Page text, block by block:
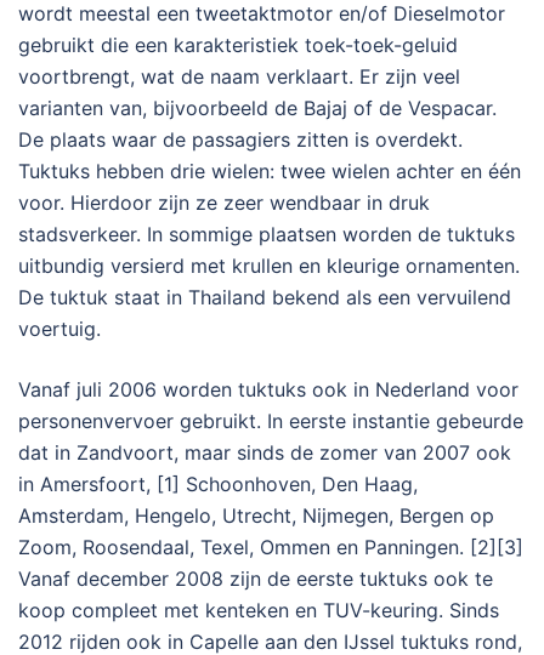
wordt meestal een tweetaktmotor en/of Dieselmotor
gebruikt die een karakteristiek toek-toek-geluid
voortbrengt, wat de naam verklaart. Er zijn veel
varianten van, bijvoorbeeld de Bajaj of de Vespacar.
De plaats waar de passagiers zitten is overdekt.
Tuktuks hebben drie wielen: twee wielen achter en één
voor. Hierdoor zijn ze zeer wendbaar in druk
stadsverkeer. In sommige plaatsen worden de tuktuks
uitbundig versierd met krullen en kleurige ornamenten.
De tuktuk staat in Thailand bekend als een vervuilend
voertuig.
Vanaf juli 2006 worden tuktuks ook in Nederland voor
personenvervoer gebruikt. In eerste instantie gebeurde
dat in Zandvoort, maar sinds de zomer van 2007 ook
in Amersfoort, [1] Schoonhoven, Den Haag,
Amsterdam, Hengelo, Utrecht, Nijmegen, Bergen op
Zoom, Roosendaal, Texel, Ommen en Panningen. [2][3]
Vanaf december 2008 zijn de eerste tuktuks ook te
koop compleet met kenteken en TUV-keuring. Sinds
2012 rijden ook in Capelle aan den IJssel tuktuks rond,